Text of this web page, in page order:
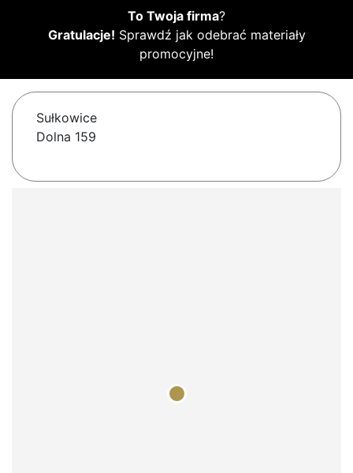
To Twoja firma?
Gratulacje! Sprawdź jak odebrać materiały
promocyjne!
Sułkowice
Dolna 159